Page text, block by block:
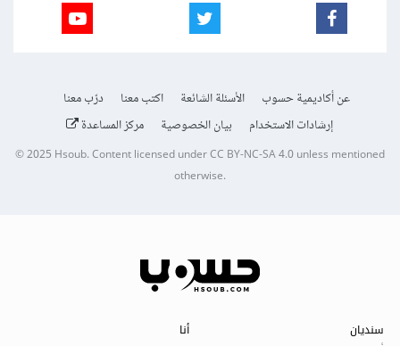
عن أكاديمية حسوب الأسئلة الشائعة اكتب معنا
درّب معنا
إرشادات الاستخدام
بيان الخصوصية مركز المساعدة
© 2025Hsoub.Content licensed underCC BY-NC-SA 4.0unless mentioned
otherwise.